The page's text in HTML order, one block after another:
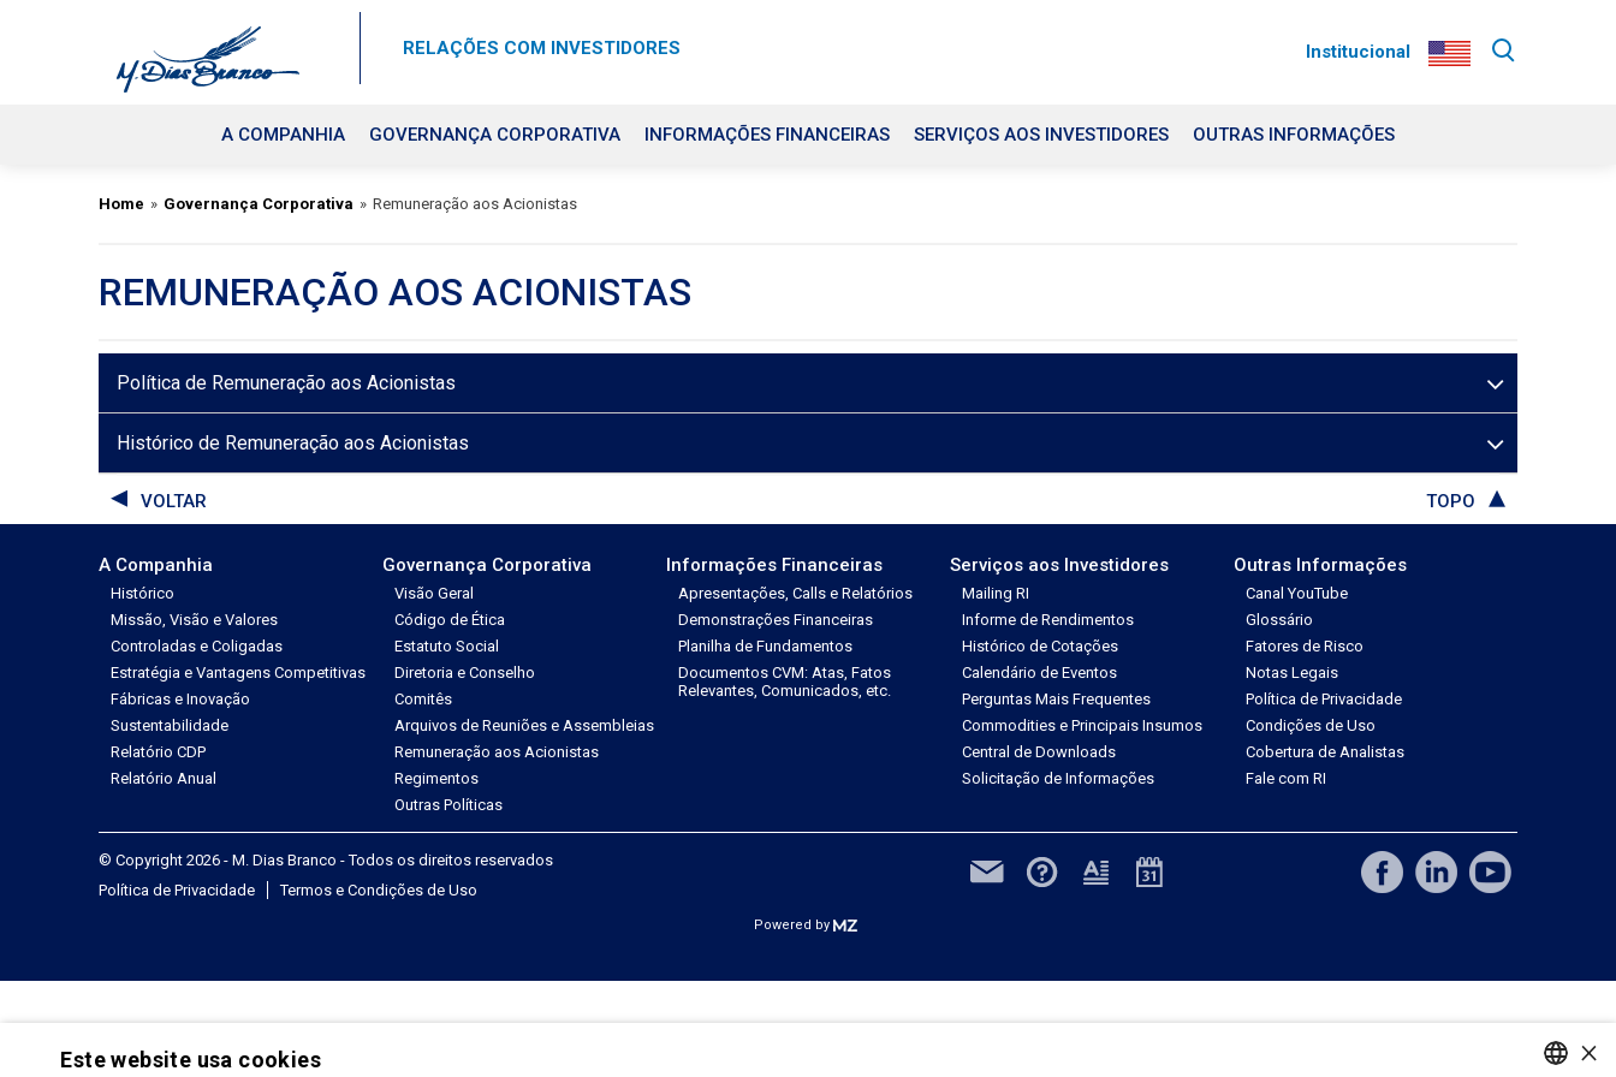
RELAÇÕES COM INVESTIDORES Institucional
A COMPANHIA GOVERNANÇA CORPORATIVA INFORMAÇÕES FINANCEIRAS SERVIÇOS AOS INVESTIDORES OUTRAS INFORMAÇÕES
Home » Governança Corporativa » Remuneração aos Acionistas
REMUNERAÇÃO AOS ACIONISTAS
Política de Remuneração aos Acionistas
Histórico de Remuneração aos Acionistas
VOLTAR TOPO
A Companhia
Histórico
Missão, Visão e Valores
Controladas e Coligadas
Estratégia e Vantagens Competitivas
Fábricas e Inovação
Sustentabilidade
Relatório CDP
Relatório Anual
Governança Corporativa
Visão Geral
Código de Ética
Estatuto Social
Diretoria e Conselho
Comitês
Arquivos de Reuniões e Assembleias
Remuneração aos Acionistas
Regimentos
Outras Políticas
Informações Financeiras
Apresentações, Calls e Relatórios
Demonstrações Financeiras
Planilha de Fundamentos
Documentos CVM: Atas, Fatos
Relevantes, Comunicados, etc.
Serviços aos Investidores
Mailing RI
Informe de Rendimentos
Histórico de Cotações
Calendário de Eventos
Perguntas Mais Frequentes
Commodities e Principais Insumos
Central de Downloads
Solicitação de Informações
Outras Informações
Canal YouTube
Glossário
Fatores de Risco
Notas Legais
Política de Privacidade
Condições de Uso
Cobertura de Analistas
Fale com RI
© Copyright 2026 - M. Dias Branco - Todos os direitos reservados
Política de Privacidade
Termos e Condições de Uso
Powered by
×
Este website usa cookies